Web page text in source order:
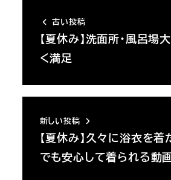
古い投稿
【夏休み】洗面所・風呂場
く満足
新しい投稿
【夏休み】久々に浴衣を
でも安心して着られる動